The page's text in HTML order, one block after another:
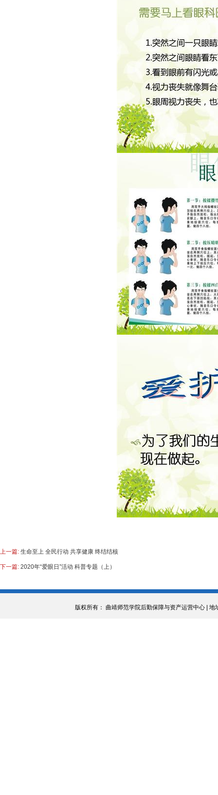
上一篇: 生命至上 全民行动 共享健康 终结结核
下一篇: 2020年“爱眼日”活动 科普专题（上）
版权所有： 曲靖师范学院后勤保障与资产运营中心 |